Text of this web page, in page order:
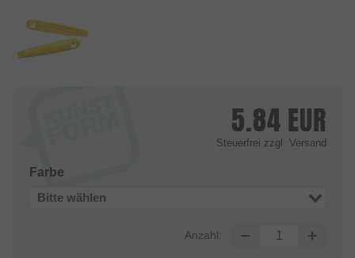
5.84 EUR
Steuerfrei zzgl. Versand
Farbe
Bitte wählen
Anzahl: